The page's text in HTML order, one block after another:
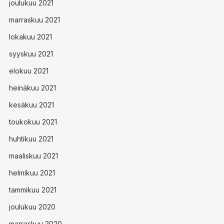
joulukuu 2021
marraskuu 2021
lokakuu 2021
syyskuu 2021
elokuu 2021
heinäkuu 2021
kesäkuu 2021
toukokuu 2021
huhtikuu 2021
maaliskuu 2021
helmikuu 2021
tammikuu 2021
joulukuu 2020